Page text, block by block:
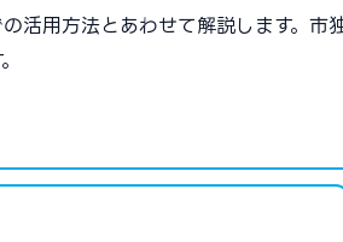
活用方法とあわせて解説します。市